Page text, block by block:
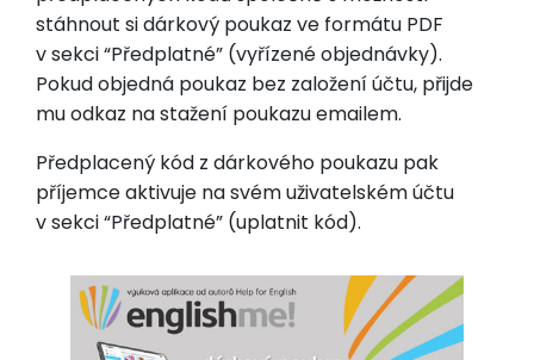
stáhnout si dárkový poukaz ve formátu PDF
v sekci “Předplatné” (vyřízené objednávky).
Pokud objedná poukaz bez založení účtu, přijde
mu odkaz na stažení poukazu emailem.
Předplacený kód z dárkového poukazu pak
příjemce aktivuje na svém uživatelském účtu
v sekci “Předplatné” (uplatnit kód).